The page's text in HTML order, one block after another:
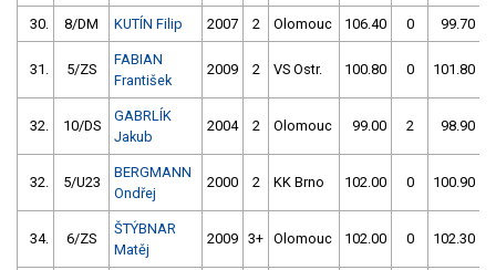
30. 8/DM KUTÍN Filip 2007 2 Olomouc 106.40 0 99.70
31. 5/ZS
FABIAN
František
2009 2 VS Ostr. 100.80 0 101.80
32. 10/DS
GABRLÍK
Jakub
2004 2 Olomouc 99.00 2 98.90
32. 5/U23
BERGMANN
Ondřej
2000 2 KK Brno 102.00 0 100.90
34. 6/ZS
ŠTÝBNAR
Matěj
2009 3+ Olomouc 102.00 0 102.30